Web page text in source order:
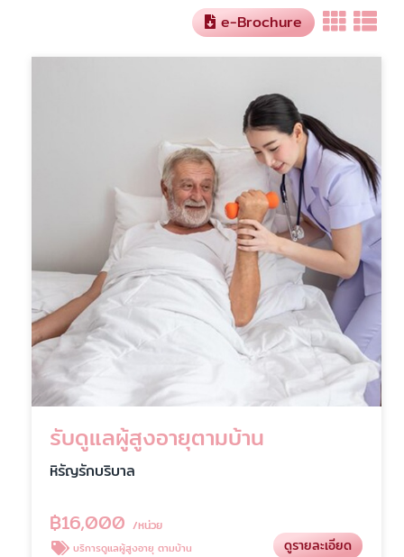
e-Brochure
รับดูแลผู้สูงอายุตามบ้าน
หิรัญรักบริบาล
฿16,000 /หน่วย
บริการดูแลผู้สูงอายุ ตามบ้าน ดูรายละเอียด